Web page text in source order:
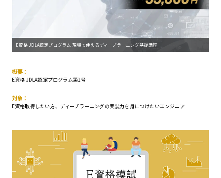
E資格 JDLA認定プログラム 現場で使えるディープラーニング基礎講座
概要：
E資格 JDLA認定プログラム第1号
対象：
E資格取得したい方、ディープラーニングの実装力を身につけたいエンジニア